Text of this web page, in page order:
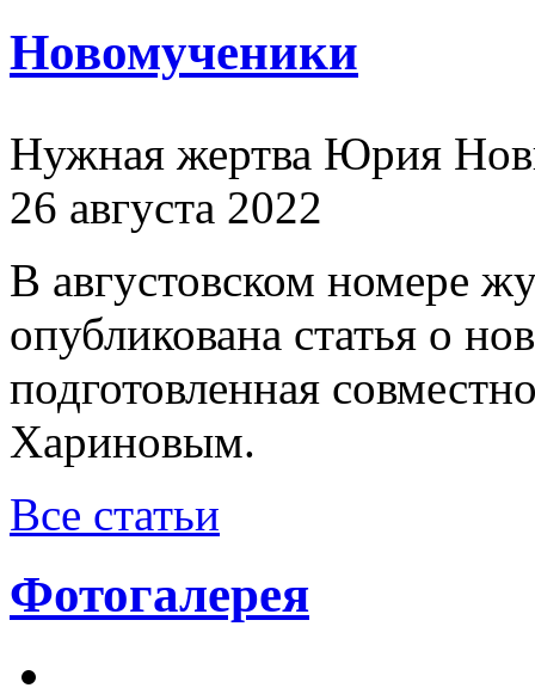
Новомученики
Нужная жертва Юрия
26 августа 2022
В августовском номере
опубликована статья о
подготовленная
Хариновым.
Все статьи
Фотогалерея